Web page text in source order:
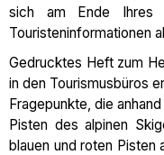
sich am Ende Ihres
Touristeninformationen
Gedrucktes Heft zum
in den Tourismusbüros
Fragepunkte, die
Pisten des alpinen
blauen und roten Pisten